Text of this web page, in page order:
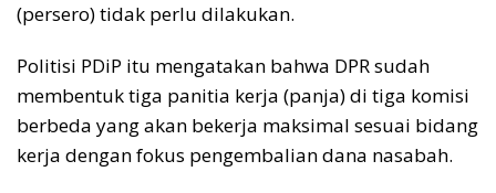
(persero) tidak perlu dilakukan.
Politisi PDiP itu mengatakan bahwa DPR sudah
membentuk tiga panitia kerja (panja) di tiga komisi
berbeda yang akan bekerja maksimal sesuai bidang
kerja dengan fokus pengembalian dana nasabah.